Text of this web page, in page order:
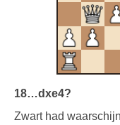
18…dxe4?
Zwart had